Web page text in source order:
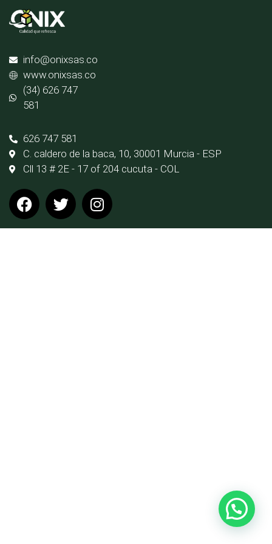
info@onixsas.co
www.onixsas.co
(34) 626 747
581
626 747 581
C. caldero de la baca, 10, 30001 Murcia - ESP
Cll 13 # 2E - 17 of 204 cucuta - COL